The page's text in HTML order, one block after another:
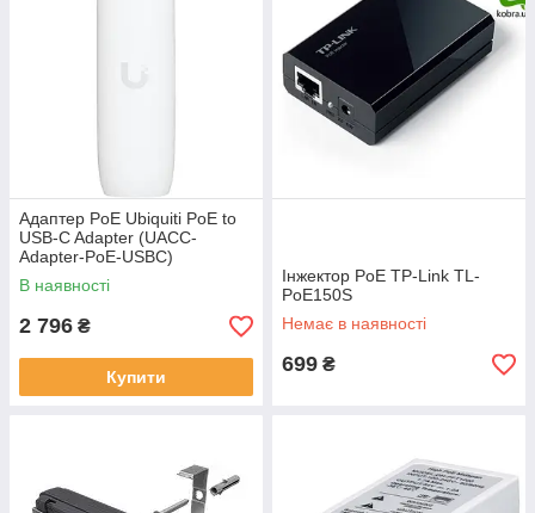
Адаптер PoE Ubiquiti PoE to
USB-C Adapter (UACC-
Adapter-PoE-USBC)
В наявності
2 796 ₴
Купити
Інжектор PoE TP-Link TL-
PoE150S
Немає в наявності
699 ₴